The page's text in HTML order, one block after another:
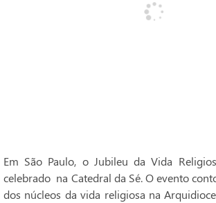
Em São Paulo, o Jubileu da Vida
celebrado na Catedral da Sé. O evento
dos núcleos da vida religiosa na